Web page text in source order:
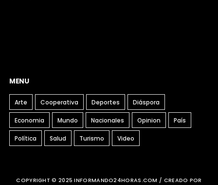
MENU
Arte Cooperativa Deportes Diáspora
Economia Mundo Nacionales Opinion País
Política Salud Turismo Video
COPYRIGHT © 2025 INFORMANDO24HORAS.COM / CREADO POR